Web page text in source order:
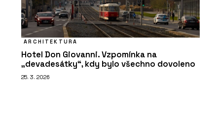
ARCHITEKTURA
Hotel Don Giovanni. Vzpomínka na
„devadesátky“, kdy bylo všechno dovoleno
25. 3. 2026